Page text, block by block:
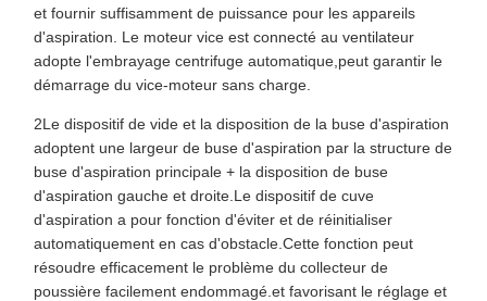
et fournir suffisamment de puissance pour les appareils
d'aspiration. Le moteur vice est connecté au ventilateur
adopte l'embrayage centrifuge automatique,peut garantir le
démarrage du vice-moteur sans charge.
2Le dispositif de vide et la disposition de la buse d'aspiration
adoptent une largeur de buse d'aspiration par la structure de
buse d'aspiration principale + la disposition de buse
d'aspiration gauche et droite.Le dispositif de cuve
d'aspiration a pour fonction d'éviter et de réinitialiser
automatiquement en cas d'obstacle.Cette fonction peut
résoudre efficacement le problème du collecteur de
poussière facilement endommagé.et favorisant le réglage et